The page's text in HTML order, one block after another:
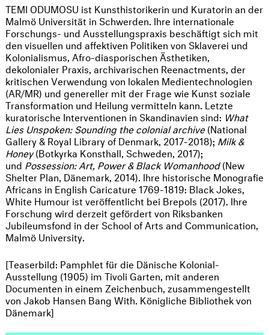
TEMI ODUMOSU ist Kunsthistorikerin und Kuratorin an der
Malmö Universität in Schwerden. Ihre internationale
Forschungs- und Ausstellungspraxis beschäftigt sich mit
den visuellen und affektiven Politiken von Sklaverei und
Kolonialismus, Afro-diasporischen Ästhetiken,
dekolonialer Praxis, archivarischen Reenactments, der
kritischen Verwendung von lokalen Medientechnologien
(AR/MR) und genereller mit der Frage wie Kunst soziale
Transformation und Heilung vermitteln kann. Letzte
kuratorische Interventionen in Skandinavien sind: What
Lies Unspoken: Sounding the colonial archive(National
Gallery & Royal Library of Denmark, 2017-2018); Milk &
Honey(Botkyrka Konsthall, Schweden, 2017);
und Possession: Art, Power & Black Womanhood(New
Shelter Plan, Dänemark, 2014). Ihre historische Monografie
Africans in English Caricature 1769-1819: Black Jokes,
White Humour ist veröffentlicht bei Brepols (2017). Ihre
Forschung wird derzeit gefördert von Riksbanken
Jubileumsfond in der School of Arts and Communication,
Malmö University.
[Teaserbild: Pamphlet für die Dänische Kolonial-
Ausstellung (1905) im Tivoli Garten, mit anderen
Documenten in einem Zeichenbuch, zusammengestellt
von Jakob Hansen Bang With. Königliche Bibliothek von
Dänemark]